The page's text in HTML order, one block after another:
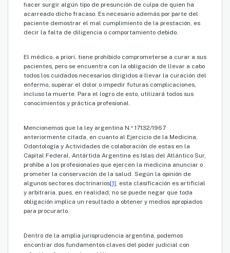
hacer surgir algún tipo de presunción de culpa de quien ha
acarreado dicho fracaso. Es necesario además por parte del
paciente demostrar el mal cumplimiento de la prestación, es
decir la falta de diligencia o comportamiento debido.
El médico, a priori, tiene prohibido comprometerse a curar a sus
pacientes, pero se encuentra con la obligación de llevar a cabo
todos los cuidados necesarios dirigidos a llevar la curación del
enfermo, superar el dolor o impedir futuras complicaciones,
incluso la muerte. Para el logro de esto, utilizará todos sus
conocimientos y práctica profesional.
Mencionemos que la ley argentina N.º 17132/1967
anteriormente citada, en cuanto al Ejercicio de la Medicina,
Odontología y Actividades de colaboración de estas en la
Capital Federal, Antártida Argentina es Islas del Atlántico Sur,
prohíbe a los profesionales que ejercen la medicina anunciar o
prometer la conservación de la salud. Según la opinión de
algunos sectores doctrinarios[1], esta clasificación es artificial
y arbitraria, pues, en realidad, no se puede negar que toda
obligación implica un resultado a obtener y medios apropiados
para procurarlo.
Dentro de la amplia jurisprudencia argentina, podemos
encontrar dos fundamentos claves del poder judicial con